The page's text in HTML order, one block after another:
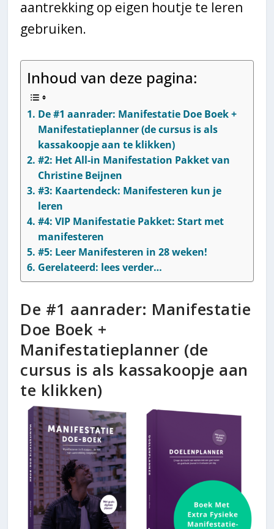
aantrekking op eigen houtje te leren
gebruiken.
Inhoud van deze pagina:
De #1 aanrader: Manifestatie Doe Boek +
Manifestatieplanner (de cursus is als
kassakoopje aan te klikken)
#2: Het All-in Manifestation Pakket van
Christine Beijnen
#3: Kaartendeck: Manifesteren kun je
leren
#4: VIP Manifestatie Pakket: Start met
manifesteren
#5: Leer Manifesteren in 28 weken!
Gerelateerd: lees verder…
De #1 aanrader: Manifestatie
Doe Boek +
Manifestatieplanner (de
cursus is als kassakoopje aan
te klikken)